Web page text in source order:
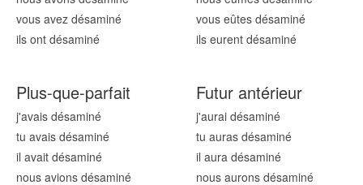
vous avez désaminé
ils ont désaminé
vous eûtes désaminé
ils eurent désaminé
Plus-que-parfait
j'avais désaminé
tu avais désaminé
il avait désaminé
nous avions désaminé
Futur antérieur
j'aurai désaminé
tu auras désaminé
il aura désaminé
nous aurons désaminé